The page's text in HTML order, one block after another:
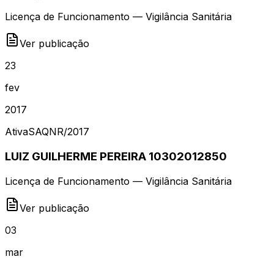
Licença de Funcionamento — Vigilância Sanitária
Ver publicação
23
fev
2017
AtivaSAQNR/2017
LUIZ GUILHERME PEREIRA 10302012850
Licença de Funcionamento — Vigilância Sanitária
Ver publicação
03
mar